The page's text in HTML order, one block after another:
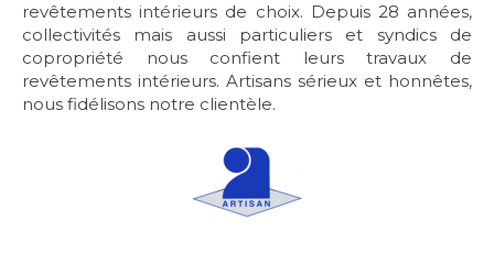
revêtements intérieurs de choix. Depuis 28 années,
collectivités mais aussi particuliers et syndics de
copropriété nous confient leurs travaux de
revêtements intérieurs. Artisans sérieux et honnêtes,
nous fidélisons notre clientèle.